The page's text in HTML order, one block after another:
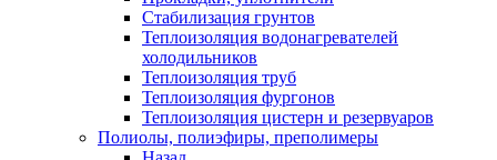
Стабилизация грунтов
Теплоизоляция водонагревателей
холодильников
Теплоизоляция труб
Теплоизоляция фургонов
Теплоизоляция цистерн и резервуаров
Полиолы, полиэфиры, преполимеры